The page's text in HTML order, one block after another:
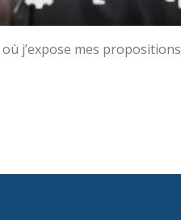
j’expose mes propositions